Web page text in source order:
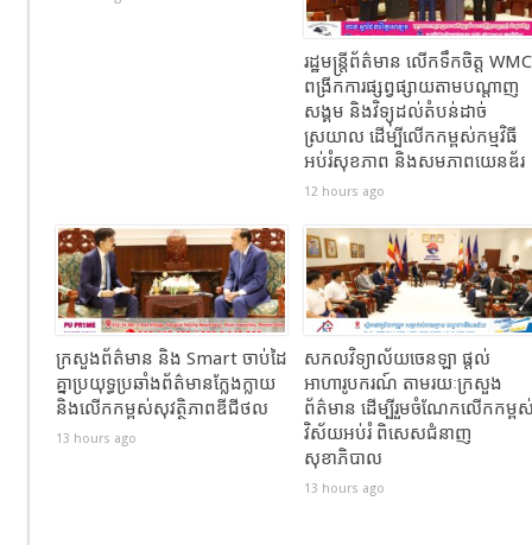
រដ្ឋមន្ត្រីព័ត៌មាន លើកទឹកចិត្ត WMC
ពង្រីកការផ្សព្វផ្សាយតាមបណ្តាញ
សង្គម និងវិទ្យុដល់តំបន់ដាច់
ស្រយាល ដើម្បីលើកកម្ពស់កម្មវិធី
អប់រំសុខភាព និងសមភាពយេនឌ័រ
12 hours ago
ក្រសួងព័ត៌មាន និង Smart ចាប់ដៃ
គ្នាប្រយុទ្ធប្រឆាំងព័ត៌មានក្លែងក្លាយ
និងលើកកម្ពស់សុវត្ថិភាពឌីជីថល
13 hours ago
សកលវិទ្យាល័យចេនឡា ផ្តល់
អាហារូបករណ៍ តាមរយៈក្រសួង
ព័ត៌មាន ដើម្បីរួមចំណែកលើកកម្ព
វិស័យអប់រំ ពិសេសជំនាញ
សុខាភិបាល
13 hours ago